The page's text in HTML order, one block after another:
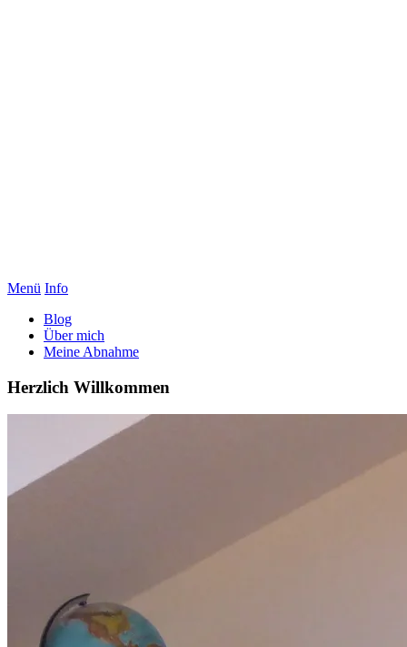
Menü Info
Blog
Über mich
Meine Abnahme
Herzlich Willkommen